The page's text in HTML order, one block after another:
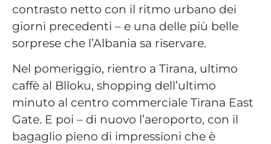
contrasto netto con il ritmo urbano dei
giorni precedenti – e una delle più belle
sorprese che l’Albania sa riservare.
Nel pomeriggio, rientro a Tirana, ultimo
caffè al Blloku, shopping dell’ultimo
minuto al centro commerciale Tirana East
Gate. E poi – di nuovo l’aeroporto, con il
bagaglio pieno di impressioni che è